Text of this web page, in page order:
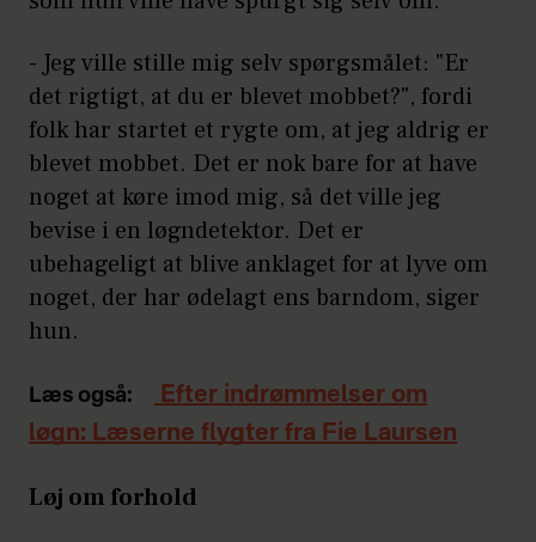
- Jeg ville stille mig selv spørgsmålet: "Er
det rigtigt, at du er blevet mobbet?", fordi
folk har startet et rygte om, at jeg aldrig er
blevet mobbet. Det er nok bare for at have
noget at køre imod mig, så det ville jeg
bevise i en løgndetektor. Det er
ubehageligt at blive anklaget for at lyve om
noget, der har ødelagt ens barndom, siger
hun.
Læs også:
Efter indrømmelser om
løgn: Læserne flygter fra Fie Laursen
Løj om forhold